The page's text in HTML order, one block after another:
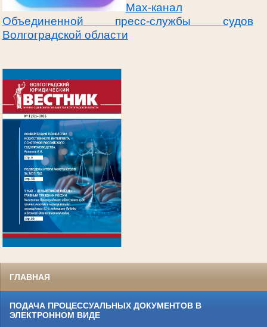
Max-канал
Объединенной пресс-службы судов
Волгоградской области
ГЛАВНАЯ
ПОДАЧА ПРОЦЕССУАЛЬНЫХ ДОКУМЕНТОВ В
ЭЛЕКТРОННОМ ВИДЕ